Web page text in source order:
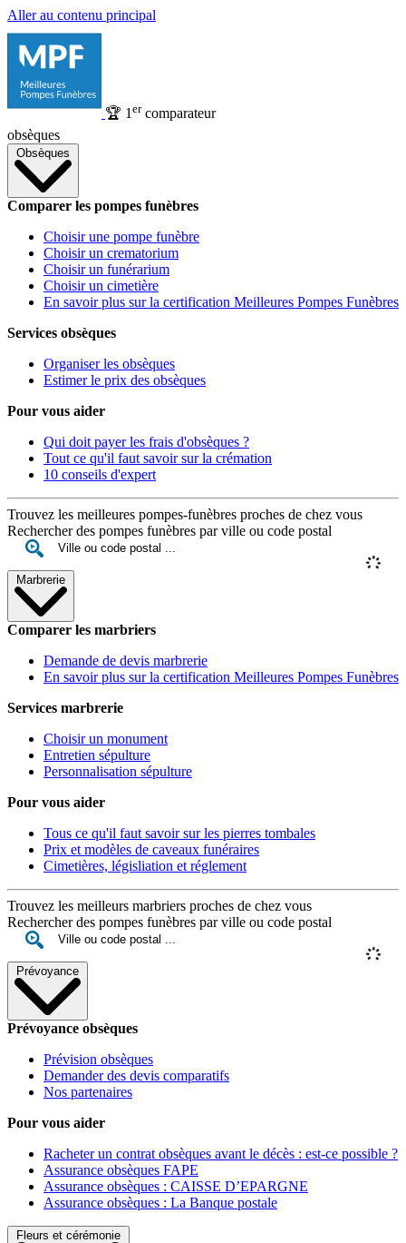
Aller au contenu principal
🏆 1 ercomparateur
obsèques
Obsèques
Comparer les pompes funèbres
Choisir une pompe funèbre
Choisir un crematorium
Choisir un funérarium
Choisir un cimetière
En savoir plus sur la certification Meilleures Pompes Funèbres
Services obsèques
Organiser les obsèques
Estimer le prix des obsèques
Pour vous aider
Qui doit payer les frais d'obsèques ?
Tout ce qu'il faut savoir sur la crémation
10 conseils d'expert
Trouvez les meilleures pompes-funèbres proches de chez vous
Rechercher des pompes funèbres par ville ou code postal
Marbrerie
Comparer les marbriers
Demande de devis marbrerie
En savoir plus sur la certification Meilleures Pompes Funèbres
Services marbrerie
Choisir un monument
Entretien sépulture
Personnalisation sépulture
Pour vous aider
Tous ce qu'il faut savoir sur les pierres tombales
Prix et modèles de caveaux funéraires
Cimetières, législiation et réglement
Trouvez les meilleurs marbriers proches de chez vous
Rechercher des pompes funèbres par ville ou code postal
Prévoyance
Prévoyance obsèques
Prévision obsèques
Demander des devis comparatifs
Nos partenaires
Pour vous aider
Racheter un contrat obsèques avant le décès : est-ce possible ?
Assurance obsèques FAPE
Assurance obsèques : CAISSE D’EPARGNE
Assurance obsèques : La Banque postale
Fleurs et cérémonie